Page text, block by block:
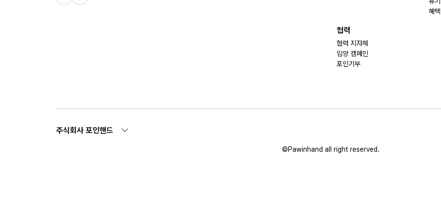
혜택
협력
협력 지자체
입양 캠페인
포인기부
주식회사 포인핸드
©Pawinhand all right reserved.